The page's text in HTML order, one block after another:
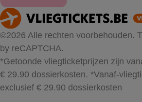
©2026 Alle rechten voorbehouden.
by reCAPTCHA.
*Getoonde vliegticketprijzen zijn
€ 29.90 dossierkosten. *Vanaf-
exclusief € 29.90 dossierkosten